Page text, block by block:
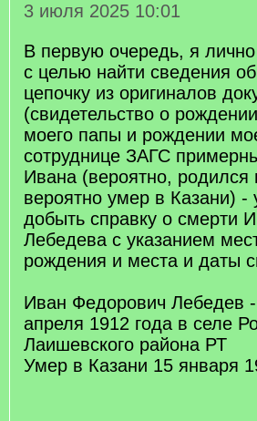
3 июля 2025 10:01
В первую очередь, я
с целью найти сведения
цепочку из оригиналов
(свидетельство о
моего папы и рождении
сотруднице ЗАГС
Ивана (вероятно, родился
вероятно умер в Казани) -
добыть справку о смерти
Лебедева с указанием
рождения и места и даты
Иван Федорович Лебедев
апреля 1912 года в селе
Лаишевского района РТ
Умер в Казани 15 января